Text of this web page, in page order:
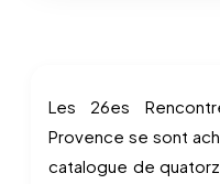
Les 26es Rencontres économiques d'Aix-en-
Provence se sont
catalogue de